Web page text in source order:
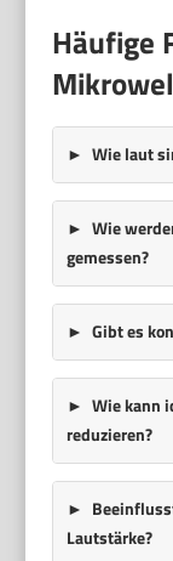
Häufige
Wie laut
Wie
gemessen?
Gibt es
Wie kann
reduzieren?
Lautstärke?